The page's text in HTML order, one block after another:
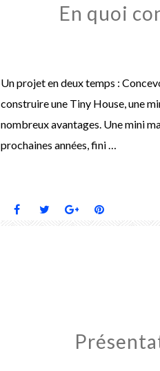
En quoi
Un projet en deux temps :
construire une Tiny House, une
nombreux avantages. Une mini
prochaines années, fini …